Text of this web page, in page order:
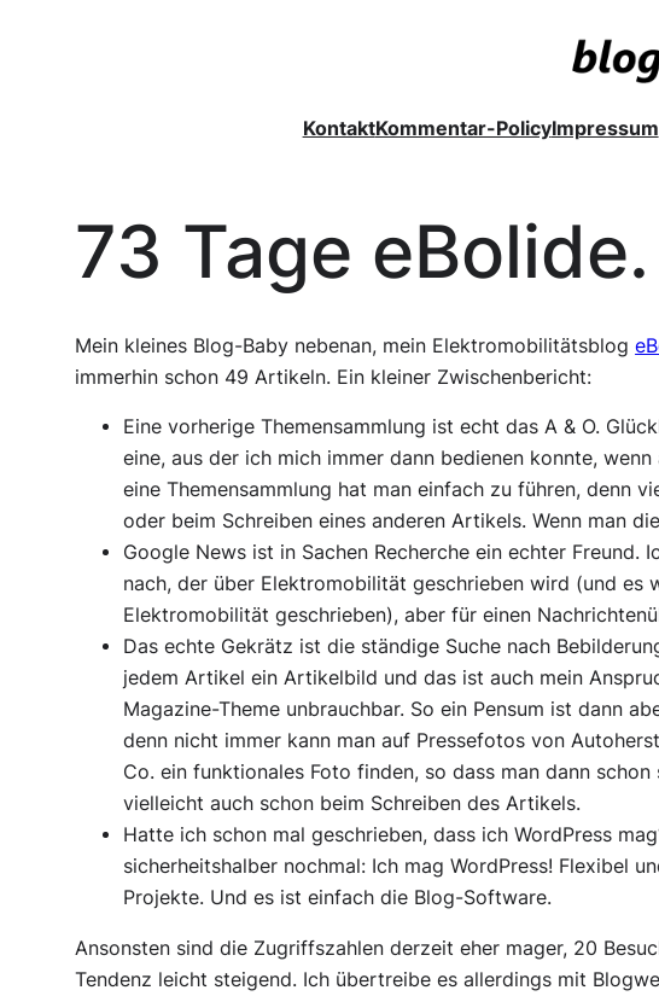
KontaktKommentar-PolicyImpressum
73 Tage eBolide.
Mein kleines Blog-Baby nebenan, mein Elektromobilitätsblog
immerhin schon 49 Artikeln. Ein kleiner Zwischenbericht:
Eine vorherige Themensammlung ist echt das A & O.
eine, aus der ich mich immer dann bedienen konnte,
eine Themensammlung hat man einfach zu führen, denn
oder beim Schreiben eines anderen Artikels. Wenn man
Google News ist in Sachen Recherche ein echter Freund.
nach, der über Elektromobilität geschrieben wird (und es
Elektromobilität geschrieben), aber für einen
Das echte Gekrätz ist die ständige Suche nach
jedem Artikel ein Artikelbild und das ist auch mein
Magazine-Theme unbrauchbar. So ein Pensum ist dann
denn nicht immer kann man auf Pressefotos von
Co. ein funktionales Foto finden, so dass man dann
vielleicht auch schon beim Schreiben des Artikels.
Hatte ich schon mal geschrieben, dass ich WordPress
sicherheitshalber nochmal: Ich mag WordPress! Flexibel
Projekte. Und es ist einfachdie Blog-Software.
Ansonsten sind die Zugriffszahlen derzeit eher mager, 20
Tendenz leicht steigend. Ich übertreibe es allerdings mit